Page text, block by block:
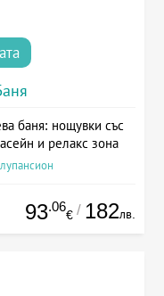
баня: нощувки със
и релакс зона
93.06
€ / 182лв.